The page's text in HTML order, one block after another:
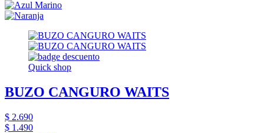
Quick shop
BUZO CANGURO WAITS
$ 2.690
$ 1.490